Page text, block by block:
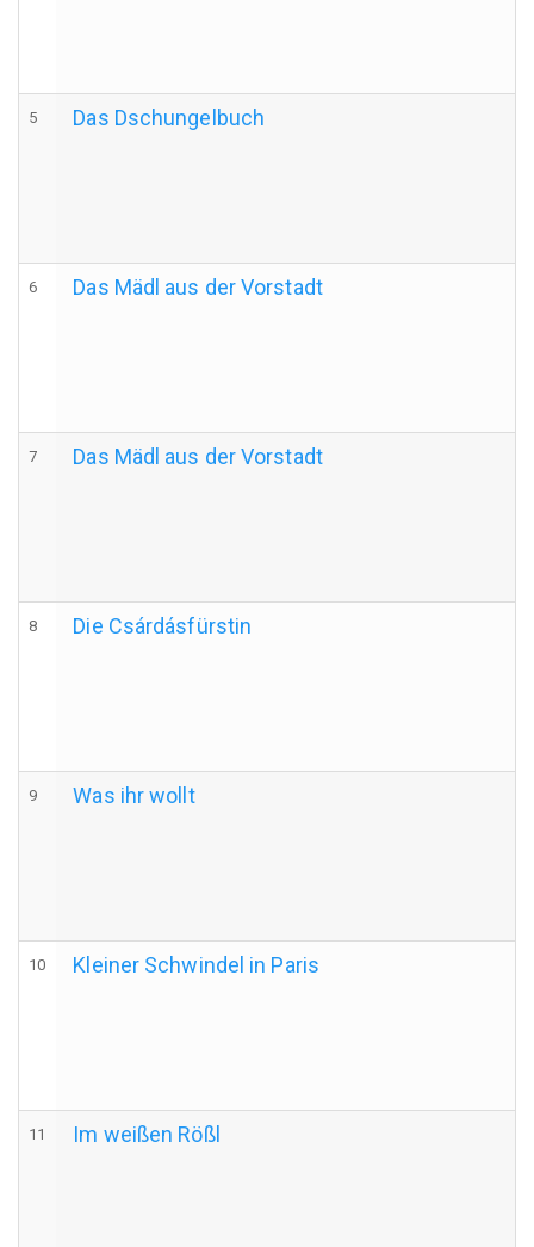
5 Das Dschungelbuch
6 Das Mädl aus der Vorstadt
7 Das Mädl aus der Vorstadt
8 Die Csárdásfürstin
9 Was ihr wollt
10 Kleiner Schwindel in Paris
11 Im weißen Rößl